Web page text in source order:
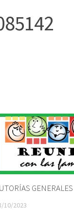
GENERALES
10/2023